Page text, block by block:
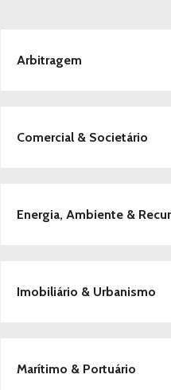
Arbitragem
Comercial & Societário
Energia, Ambiente &
Imobiliário & Urbanismo
Marítimo & Portuário